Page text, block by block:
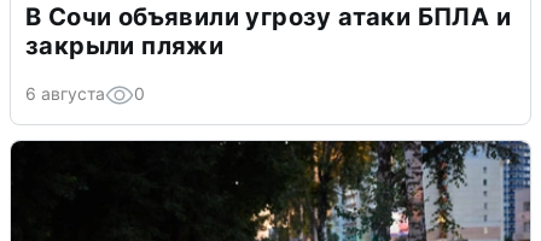
В Сочи объявили угрозу атаки БПЛА и
закрыли пляжи
6 августа 0